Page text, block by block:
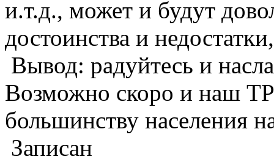
и.т.д., может и будут
достоинства и
Вывод: радуйтесь и
Возможно скоро и наш
большинству населения
Записан